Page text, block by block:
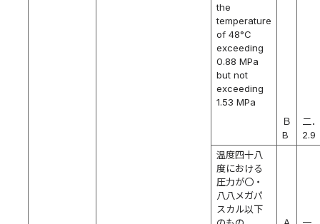
the
temperature
of 48°C
exceeding
0.88 MPa
but not
exceeding
1.53 MPa
Ｂ
B
二
2.9
温度四十八
度における
圧力が〇・
八八メガパ
スカル以下